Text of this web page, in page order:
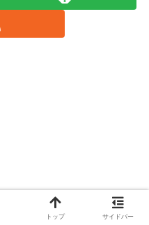
トップ サイドバー